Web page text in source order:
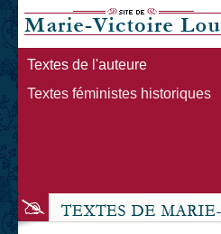
Textes de l'auteure
Textes féministes historiques